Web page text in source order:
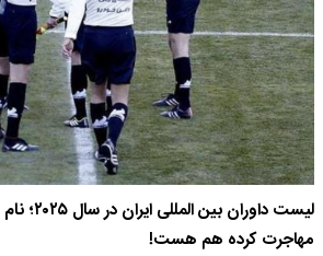
لیست
مهاجرت کرده هم هست!